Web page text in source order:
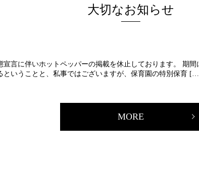
大切なお知らせ
言に伴いホットペッパーの掲載を休止しております。 期
ということと、私事ではございますが、保育園の特別保育
MORE